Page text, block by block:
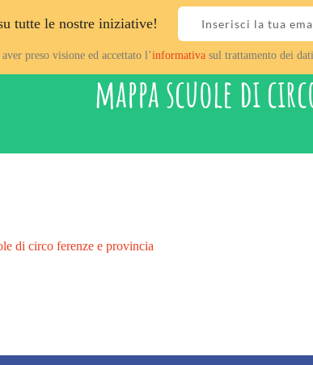
mappa scuole di
tutte le nostre iniziative!
preso visione ed accettato l’informativa sul trattamento dei